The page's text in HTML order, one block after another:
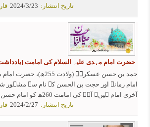
محدثین کے اتفاق کی بنا پر اهل بیت علیهم السلام
کے مصداق هیں که خداوندعالم نے ان کی پاکیزگی کی
پیغمبر اکرم (ص) نے ان کے اور ان کے برادر (امام
فرمایا: “حسن و حسین دونوں امام هین چاهے وه
یعنی حسن و حسین علیهما السلام هر حال میں امام
کهڑے هوں (یعنی قیام کریں، یا بیٹھ جائیں، (اور صلح
2024/3/23 تاریخ انتشار:
حضرت امام مہدی علیہ السلام کی امامت
حمد بن حسن عسکریؑ (ولادت
امام زمانہ اور حجت بن الحسن کے نام سے مشہور
آخری امام ہیں۔ آپؑ کی
کے بعد شروع ہوئی جو آپ کے ظہور کے بعد تک
مطابق آپ وہی مہدی موعود ہیں جو ایک طولانی
2024/2/27 تاریخ انتشار: